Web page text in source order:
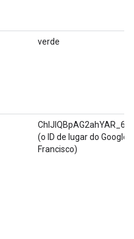
verde
(o ID de lugar do Google
Francisco)